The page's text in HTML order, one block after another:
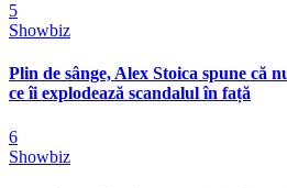
5
Showbiz
Plin de sânge, Alex Stoica spune că
ce îi explodează scandalul în față
6
Showbiz